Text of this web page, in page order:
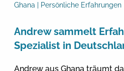
Ghana | Persönliche Erfahrungen
Andrew sammelt
Spezialist in
Andrew aus Ghana träumt